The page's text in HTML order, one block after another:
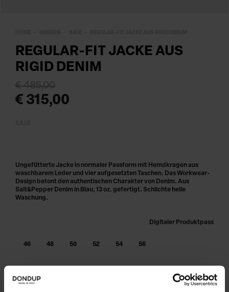
REGULAR-FIT JACKE AUS
RIGID DENIM
€ 315,00
€ 485,00
Digitaler Produktpass
46 48 50 52 54 56
Ungefütterte Jacke in normaler Passform mit Hemdkragen aus
waschbarem Leder und vier aufgesetzten Taschen. Das Workwear-
Design betont den authentischen Charakter von Denim. Aus
Salt&Pepper Denim in Blau, 13 oz. gefertigt. Schlichte helle
Waschung.